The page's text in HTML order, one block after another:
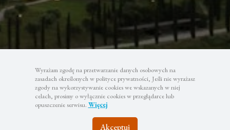
Wyrażam zgodę na przetwarzanie danych osobowych na
zasadach określonych w polityce prywatności, Jeśli nie wyrażasz
zgody na wykorzystywanie cookies we wskazanych w niej
celach, prosimy o wyłącznie cookies w przeglądarce lub
opuszczenie serwisu. Więcej
Akceptuj